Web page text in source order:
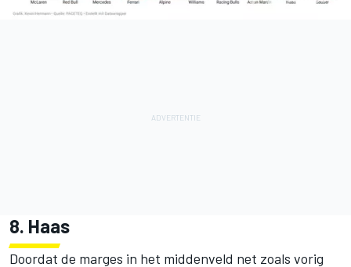
8. Haas
Doordat de marges in het middenveld net zoals vorig